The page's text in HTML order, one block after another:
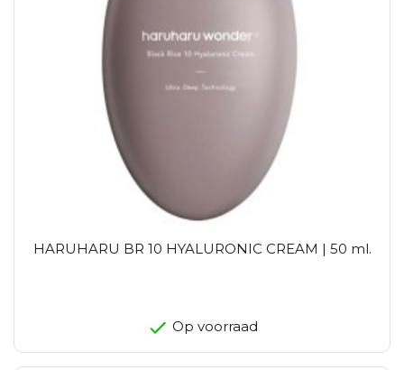
HARUHARU BR 10 HYALURONIC CREAM | 50 ml.
Op voorraad